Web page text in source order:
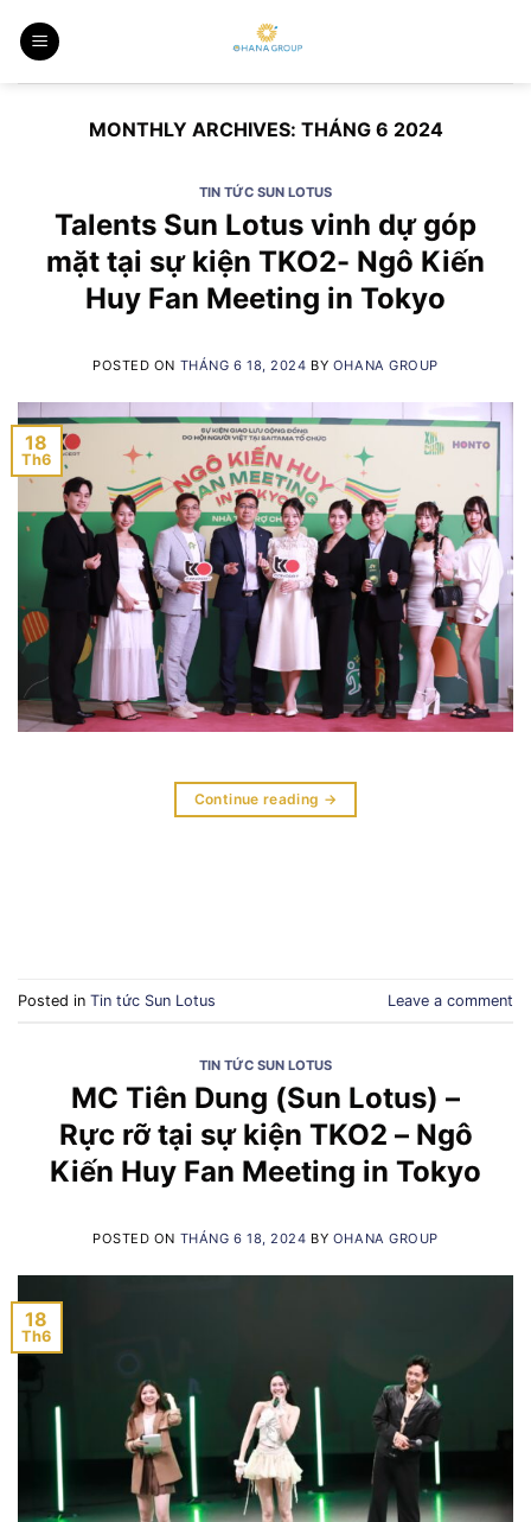
MONTHLY ARCHIVES: THÁNG 6 2024
TIN TỨC SUN LOTUS
Talents Sun Lotus vinh dự góp
mặt tại sự kiện TKO2- Ngô Kiến
Huy Fan Meeting in Tokyo
POSTED ON THÁNG 6 18, 2024 BY OHANA GROUP
18
Th6
Continue reading →
Posted in Tin tức Sun Lotus Leave a comment
TIN TỨC SUN LOTUS
MC Tiên Dung (Sun Lotus) –
Rực rỡ tại sự kiện TKO2 – Ngô
Kiến Huy Fan Meeting in Tokyo
POSTED ON THÁNG 6 18, 2024 BY OHANA GROUP
18
Th6